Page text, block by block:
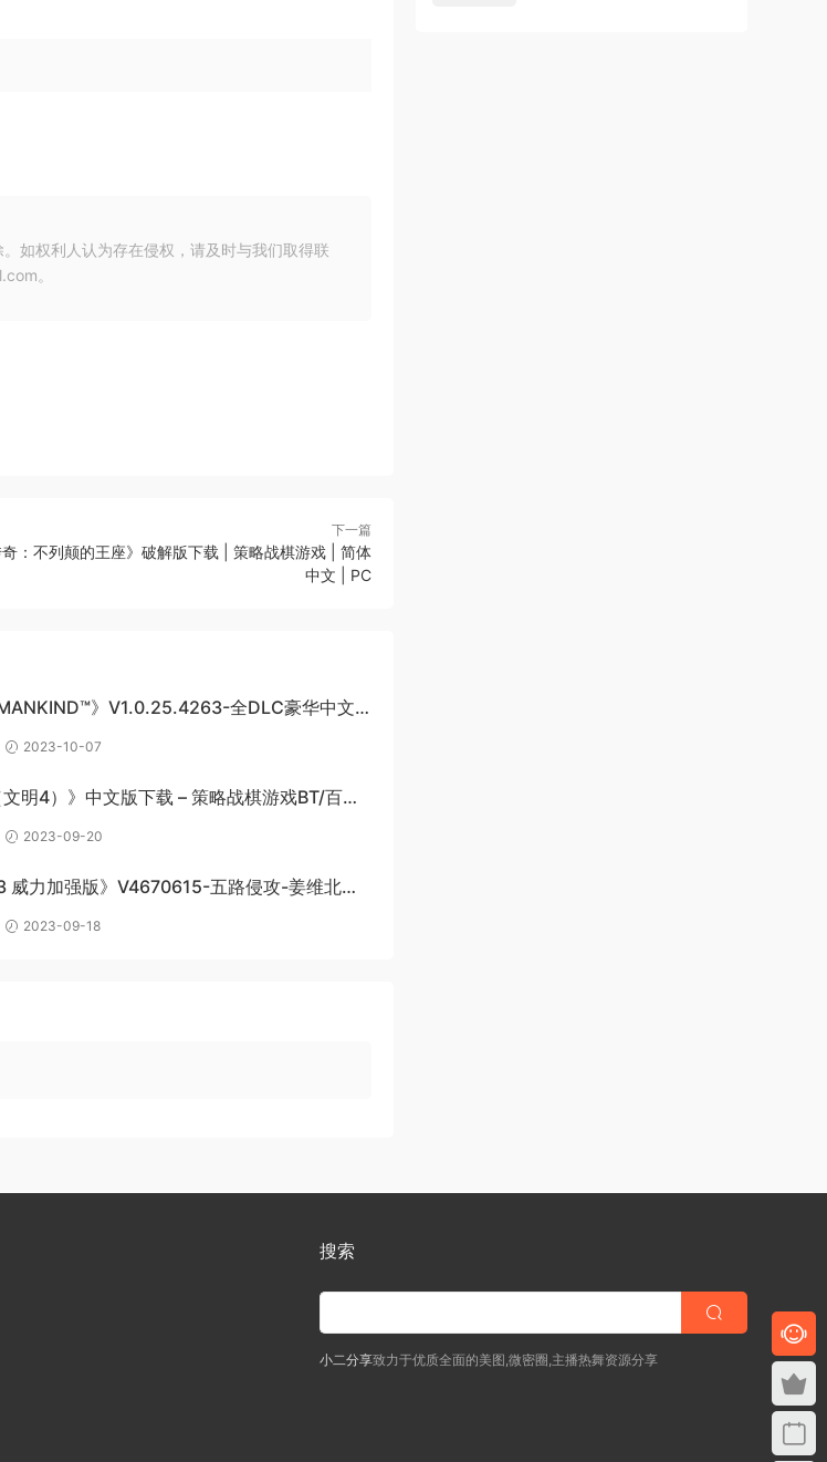
如权利人认为存在侵权，请及时与我们取得联
。
下一篇
奇：不列颠的王座》破解版下载 | 策略战棋游戏 | 简体
中文 | PC
》V1.0.25.4263-全DLC豪华中文
免费下载
2023-10-07
文明4）》中文版下载 – 策略战棋游戏BT/百度
2023-09-20
威力加强版》V4670615-五路侵攻-姜维北伐-
DLC-中文版百度网盘下载
2023-09-18
搜索
小二分享致力于优质全面的美图,微密圈,主播热舞资源分享